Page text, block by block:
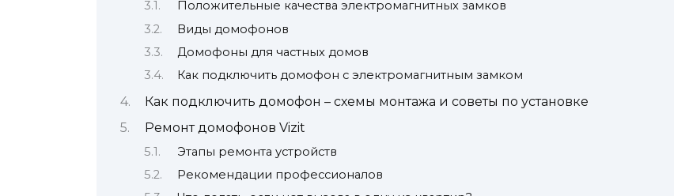
Положительные качества электромагнитных замков
Виды домофонов
Домофоны для частных домов
Как подключить домофон с электромагнитным замком
Как подключить домофон – схемы монтажа и советы по установке
Ремонт домофонов Vizit
Этапы ремонта устройств
Рекомендации профессионалов